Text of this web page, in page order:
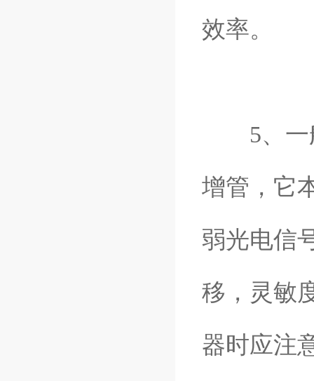
效率。
5、一般
增管，它
弱光电信
移，灵敏
器时应注